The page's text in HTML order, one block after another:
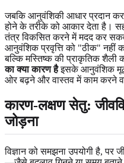
जबकि आनुवंशिकी आधार प्रदान
होने के तरीके को आकार देता है।
तंत्र विकसित करने में मदद कर
आनुवंशिक प्रवृत्ति को "ठीक" नहीं
बल्कि मस्तिष्क की प्राकृतिक शैली
का क्या कारण हैइसके आनुवंशिक मूल
ओर बढ़ने और वास्तव में काम करने
कारण-लक्षण सेतु:
जोड़ना
विज्ञान को समझना उपयोगी है, पर